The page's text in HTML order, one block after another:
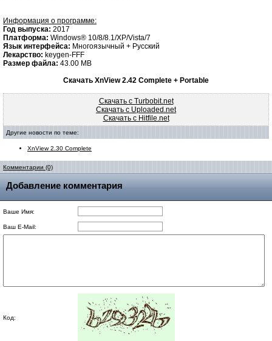
Информация о программе:
Год выпуска: 2017
Платформа: Windows® 10/8/8.1/XP/Vista/7
Язык интерфейса: Многоязычный + Русский
Лекарство: keygen-FFF
Размер файла: 43.00 MB
Скачать XnView 2.42 Complete + Portable
Скачать с Turbobit.net
Скачать с Uploaded.net
Скачать с Hitfile.net
Другие новости по теме:
XnView 2.30 Complete
Комментарии (0)
Добавление комментария
Ваше Имя:
Ваш E-Mail:
Код: